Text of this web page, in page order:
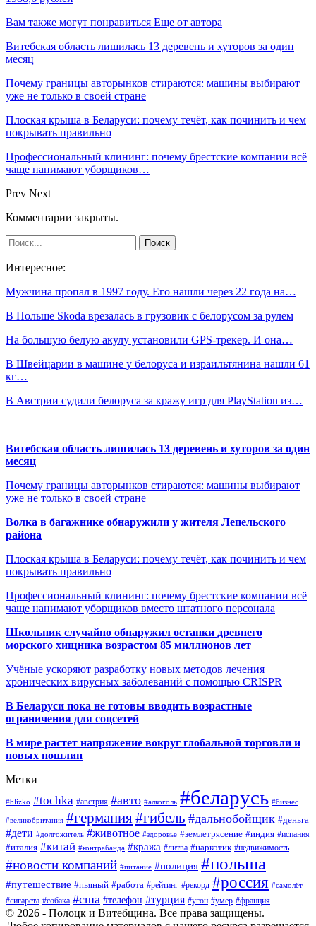
Вам также могут понравиться Еще от автора
Витебская область лишилась 13 деревень и хуторов за один
месяц
Почему границы авторынков стираются: машины выбирают
уже не только в своей стране
Плоская крыша в Беларуси: почему течёт, как починить и чем
покрывать правильно
Профессиональный клининг: почему брестские компании всё
чаще нанимают уборщиков…
Prev Next
Комментарии закрыты.
Интересное:
Мужчина пропал в 1997 году. Его нашли через 22 года на…
В Польше Skoda врезалась в грузовик с белорусом за рулем
На большую белую акулу установили GPS-трекер. И она…
В Швейцарии в машине у белоруса и израильтянина нашли 61
кг…
В Австрии судили белоруса за кражу игр для PlayStation из…
Витебская область лишилась 13 деревень и хуторов за один
месяц
Почему границы авторынков стираются: машины выбирают
уже не только в своей стране
Волка в багажнике обнаружили у жителя Лепельского
района
Плоская крыша в Беларуси: почему течёт, как починить и чем
покрывать правильно
Профессиональный клининг: почему брестские компании всё
чаще нанимают уборщиков вместо штатного персонала
Школьник случайно обнаружил останки древнего
морского хищника возрастом 85 миллионов лет
Учёные ускоряют разработку новых методов лечения
хронических вирусных заболеваний с помощью CRISPR
В Беларуси пока не готовы вводить возрастные
ограничения для соцсетей
В мире растет напряжение вокруг глобальной торговли и
новых пошлин
Метки
#blizko #tochka #австрия #авто #алкоголь #беларусь #бизнес
#великобритания #германия#гибель #дальнобойщик #деньга
#дети #долгожитель #животное #здоровье #землетрясение #индия #испания
#италия #китай #контрабанда #кража #литва #наркотик #недвижимость
#новости компаний #питание #полиция #польша
#путешествие #пьяный #работа #рейтинг #рекорд #россия #самолёт
#сигарета #собака #сша #телефон #турция #угон #умер #франция
© 2026 - Полоцк и Витебщина. Все права защищены.